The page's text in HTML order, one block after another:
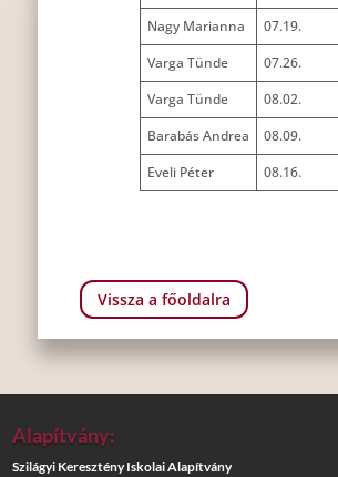
Nagy Marianna
07.19.
Varga Tünde
07.26.
Varga Tünde
08.02.
Barabás Andrea
08.09.
Eveli Péter
08.16.
Vissza a főoldalra
Alapítvány:
Szilágyi Keresztény Iskolai Alapítvány